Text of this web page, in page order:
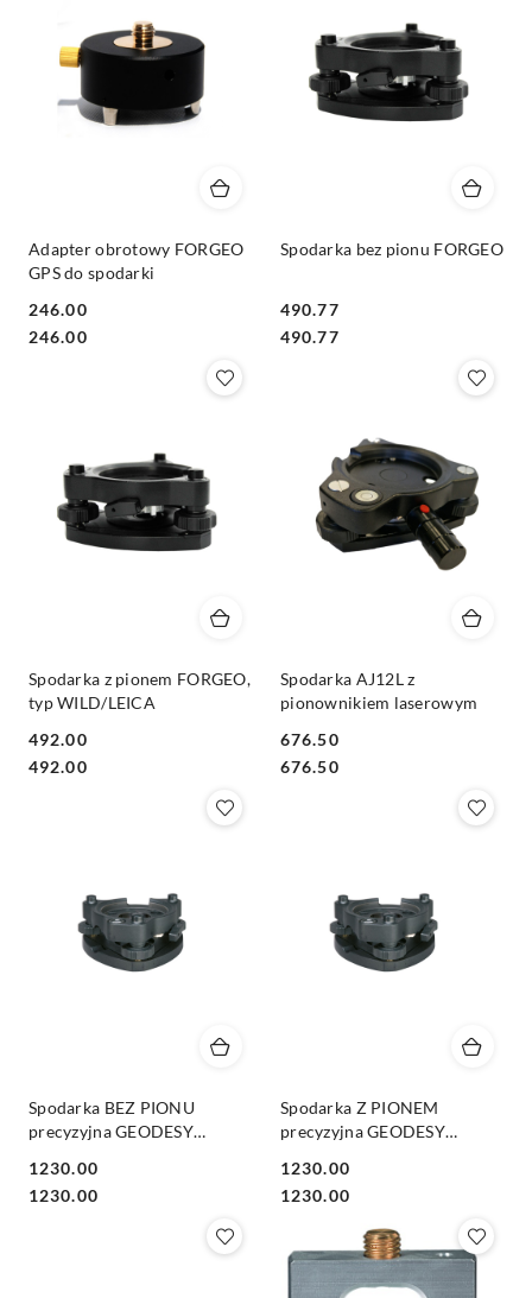
Adapter obrotowy FORGEO
GPS do spodarki
Cena:
246.00
Cena:
246.00
Spodarka bez pionu FORGEO
Cena:
490.77
Cena:
490.77
Spodarka z pionem FORGEO,
typ WILD/LEICA
Cena:
492.00
Cena:
492.00
Spodarka AJ12L z
pionownikiem laserowym
Cena:
676.50
Cena:
676.50
Spodarka BEZ PIONU
precyzyjna GEODESY
Cena:
1230.00
Cena:
1230.00
Spodarka Z PIONEM
precyzyjna GEODESY
Cena:
1230.00
Cena:
1230.00